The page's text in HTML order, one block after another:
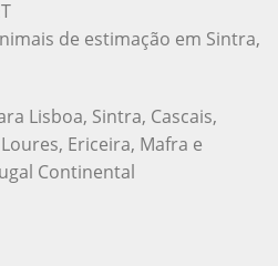
de estimação em Sintra,
Lisboa, Sintra, Cascais,
Ericeira, Mafra e
Continental